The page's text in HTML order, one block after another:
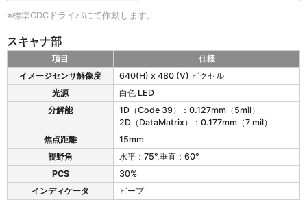
i
k
e
u
t
ン
ェ
※標準CDCドライバにて作動します。
スキャナ部
T
e
t
t
項目
仕様
イメージセンサ解像度
640(H) x 480 (V) ピクセル
光源
白色 LED
分解能
1D（Code 39）：0.127mm（5mil）
2D（DataMatrix）：0.177mm（7 mil）
焦点距離
15mm
視野角
水平：75°,垂直：60°
PCS
30%
インディケータ
ビープ